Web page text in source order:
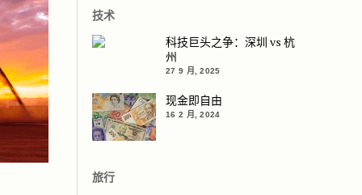
技术
科技巨头之争：深圳 vs 杭
州
27 9 月, 2025
现金即自由
16 2 月, 2024
旅行